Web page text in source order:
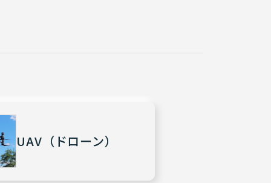
UAV（ドローン）